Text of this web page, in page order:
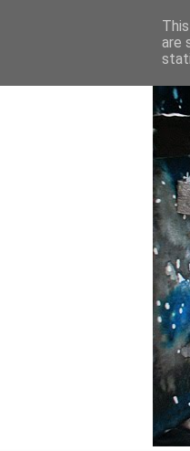
are